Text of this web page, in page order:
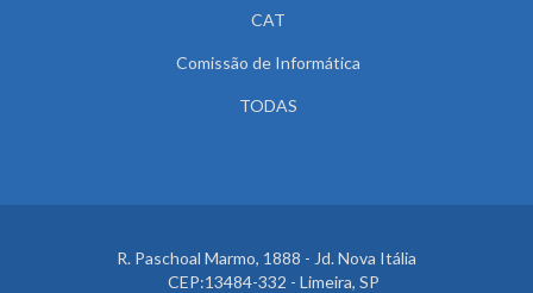
CAT
Comissão de Informática
TODAS
R. Paschoal Marmo, 1888 - Jd. Nova Itália
CEP:13484-332 - Limeira, SP